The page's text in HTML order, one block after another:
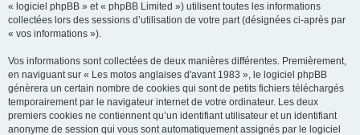
« logiciel phpBB » et « phpBB Limited ») utilisent toutes les informations
collectées lors des sessions d’utilisation de votre part (désignées ci-après par
« vos informations »).
Vos informations sont collectées de deux manières différentes. Premièrement,
en naviguant sur « Les motos anglaises d'avant 1983 », le logiciel phpBB
génèrera un certain nombre de cookies qui sont de petits fichiers téléchargés
temporairement par le navigateur internet de votre ordinateur. Les deux
premiers cookies ne contiennent qu’un identifiant utilisateur et un identifiant
anonyme de session qui vous sont automatiquement assignés par le logiciel